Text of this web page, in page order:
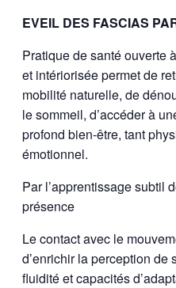
EVEIL DES FASCIAS
Pratique de santé ouverte
et intériorisée permet de
mobilité naturelle, de
le sommeil, d’accéder à
profond bien-être, tant
émotionnel.
Par l’apprentissage subtil
présence
Le contact avec le
d’enrichir la perception de
fluidité et capacités